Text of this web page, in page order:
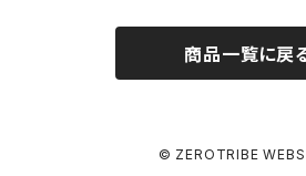
Schumacher
Ball Bearing Oil＜ボールベアリングオイル＞
1/12 Racing＜1/12レーシングタイヤ用＞
Pinions/Spur Gears＜ピニオン/スパーギア＞
Tools＜ドライバー他＞
Batteries＜バッテリー（バッグ,コネクタ
Safety Bags＜セーフティバッグ＞
Electronics＜電子系部品＞
商品一覧に戻
© ZEROTRIBE